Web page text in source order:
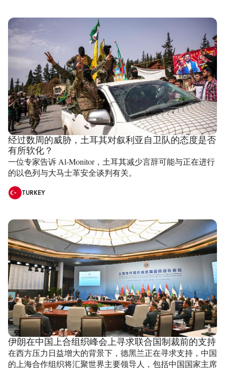
经过数周的威胁，土耳其对叙利亚自卫队的态度是否
有所软化？
一位专家告诉 Al-Monitor，土耳其减少言辞可能与正在进行
的以色列与大马士革安全谈判有关。
TURKEY
伊朗在中国上合组织峰会上寻求联合国制裁前的支持
在西方压力日益增大的背景下，德黑兰正在寻求支持，中国
的上海合作组织将汇聚世界主要领导人，包括中国国家主席